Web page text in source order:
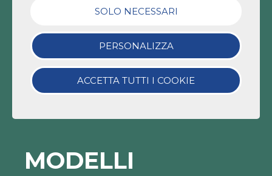
MODELLI
SOLO NECESSARI
PERSONALIZZA
ACCETTA TUTTI I COOKIE